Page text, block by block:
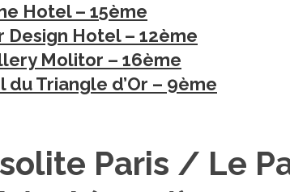
Hotel – 15ème
Design Hotel – 12ème
Molitor – 16ème
du Triangle d’Or – 9ème
Paris / Le